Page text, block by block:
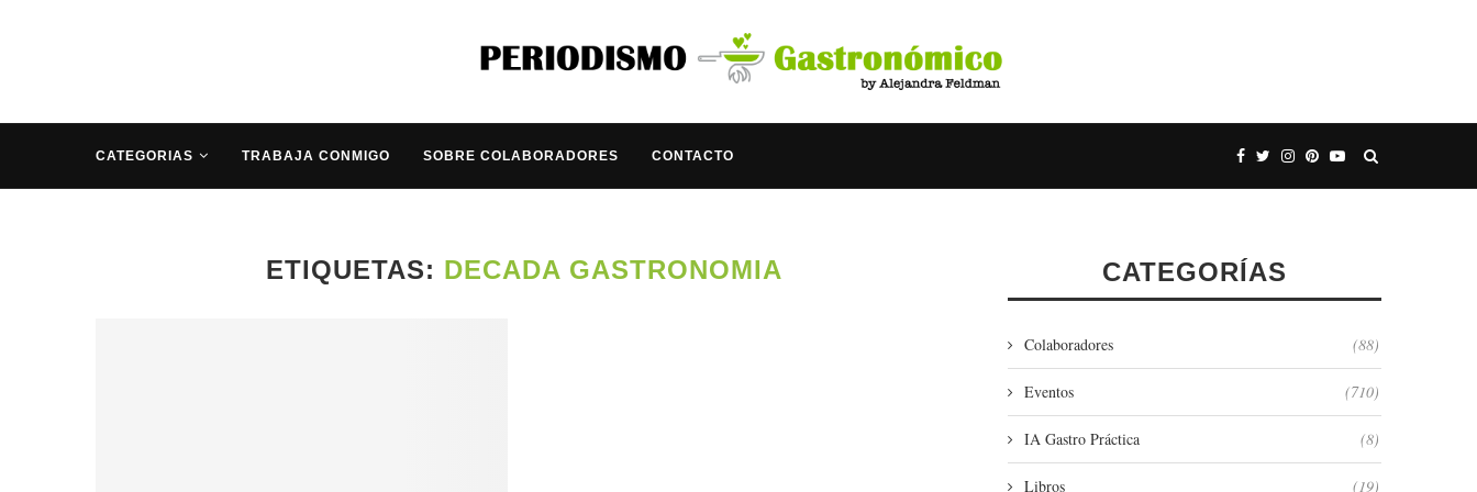
CATEGORIAS TRABAJA CONMIGO SOBRE COLABORADORES CONTACTO
ETIQUETAS: DECADA GASTRONOMIA CATEGORÍAS
Colaboradores (88)
Eventos (710)
IA Gastro Práctica (8)
Libros (19)